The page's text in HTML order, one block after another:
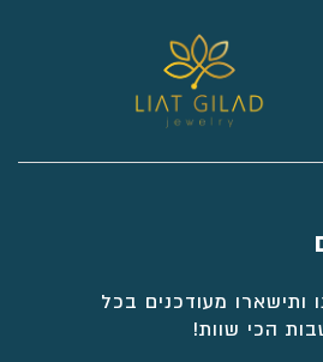
ותישארו מעודכנים בכל
הכי שוות!